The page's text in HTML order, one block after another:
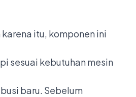
itu, komponen ini
sesuai kebutuhan mesin
baru. Sebelum